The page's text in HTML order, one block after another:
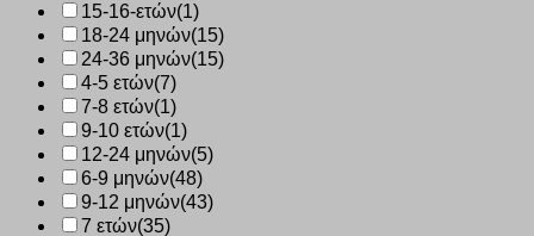
15-16-ετών(1)
18-24 μηνών(15)
24-36 μηνών(15)
4-5 ετών(7)
7-8 ετών(1)
9-10 ετών(1)
12-24 μηνών(5)
6-9 μηνών(48)
9-12 μηνών(43)
7 ετών(35)